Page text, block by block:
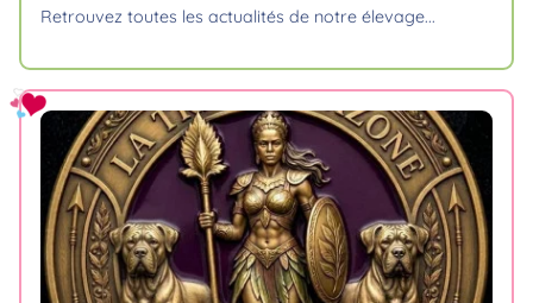
retrouvez toutes les actualités de notre élevage.